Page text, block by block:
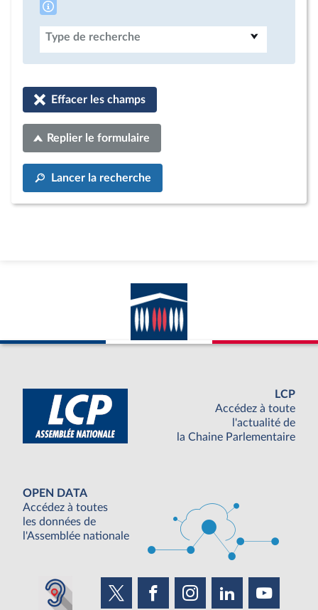
Type de recherche
Effacer les champs
Replier le formulaire
Lancer la recherche
LCP
Accédez à toute
l'actualité de
la Chaine Parlementaire
OPEN DATA
Accédez à toutes
les données de
l'Assemblée nationale